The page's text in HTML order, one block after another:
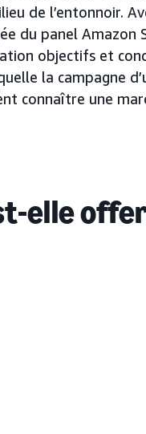
de l’entonnoir.
du panel Amazon
objectifs et
la campagne
connaître une
elle